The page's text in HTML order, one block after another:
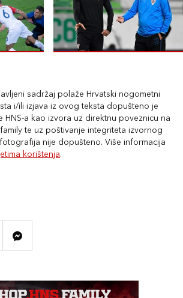
sadržaj polaže Hrvatski nogometni
i/ili izjava iz ovog teksta dopušteno je
HNS-a kao izvora uz direktnu poveznicu na
te uz poštivanje integriteta izvornog
nije dopušteno. Više informacija
korištenja.